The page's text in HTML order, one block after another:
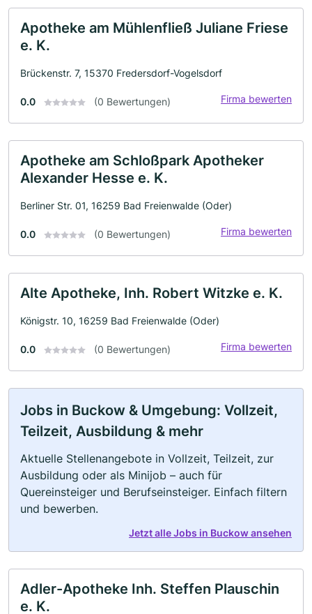
Apotheke am Mühlenfließ Juliane Friese
e. K.
Brückenstr. 7, 15370 Fredersdorf-Vogelsdorf
0.0 (0 Bewertungen) Firma bewerten
Apotheke am Schloßpark Apotheker
Alexander Hesse e. K.
Berliner Str. 01, 16259 Bad Freienwalde (Oder)
0.0 (0 Bewertungen) Firma bewerten
Alte Apotheke, Inh. Robert Witzke e. K.
Königstr. 10, 16259 Bad Freienwalde (Oder)
0.0 (0 Bewertungen) Firma bewerten
Jobs in Buckow & Umgebung: Vollzeit,
Teilzeit, Ausbildung & mehr
Aktuelle Stellenangebote in Vollzeit, Teilzeit, zur
Ausbildung oder als Minijob – auch für
Quereinsteiger und Berufseinsteiger. Einfach filtern
und bewerben.
Jetzt alle Jobs in Buckow ansehen
Adler-Apotheke Inh. Steffen Plauschin
e. K.